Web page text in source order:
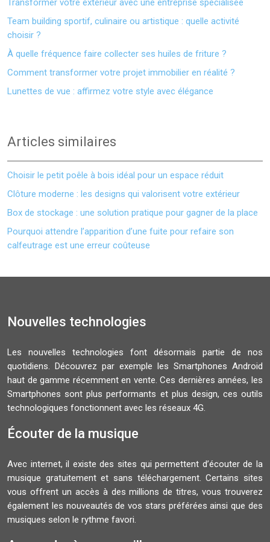
Transformer votre extérieur avec une entreprise spécialisée
Team building sportif, culinaire ou artistique : quelle activité
choisir ?
À quelle fréquence faire collecter ses huiles de friture ?
Comment transformer votre projet immobilier en réalité ?
Lunettes de vue : affirmez votre style avec élégance
Articles similaires
Choisir le petit poêle à bois idéal pour un espace réduit
Clôture moderne : les designs qui valorisent votre extérieur
Box de stockage : une solution pratique pour gagner de la place
Pourquoi attendre l’apparition d’une fuite pour refaire son
calfeutrage est une erreur coûteuse
Nouvelles technologies
Les nouvelles technologies font désormais partie de nos
quotidiens. Découvrez par exemple les Smartphones Android
haut de gamme récemment en vente. Ces dernières années, les
Smartphones sont plus performants et plus design, ces outils
technologiques fonctionnent avec les réseaux 4G.
Écouter de la musique
Avec internet, il existe des sites qui permettent d’écouter de la
musique gratuitement et sans téléchargement. Certains sites
vous offrent un accès à des millions de titres, vous trouverez
également les nouveautés de vos stars préférées ainsi que des
musiques selon le rythme favori.